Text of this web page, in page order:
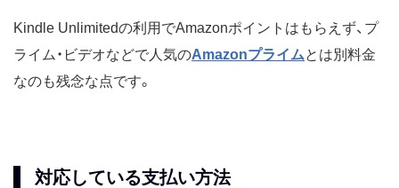
Kindle Unlimitedの利用でAmazonポイントはもらえず、プ
ライム・ビデオなどで人気のAmazonプライムとは別料金
なのも残念な点です。
対応している支払い方法